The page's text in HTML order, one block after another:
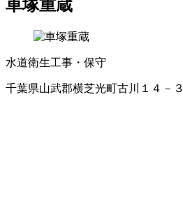
車塚重蔵
水道衛生工事・保守
千葉県山武郡横芝光町古川１４－３